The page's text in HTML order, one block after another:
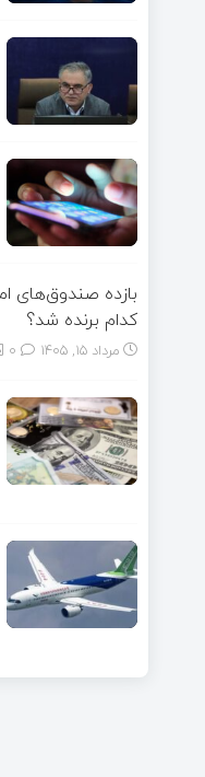
بازده صندوق‌های
کدام برنده شد؟
مرداد ۱۵, ۱۴۰۵